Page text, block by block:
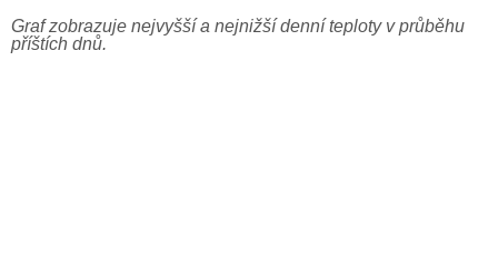
Graf zobrazuje nejvyšší a nejnižší denní teploty v průběhu
příštích dnů.